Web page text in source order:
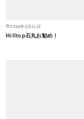
2016年2月11日
Hilltop石丸お勧め！